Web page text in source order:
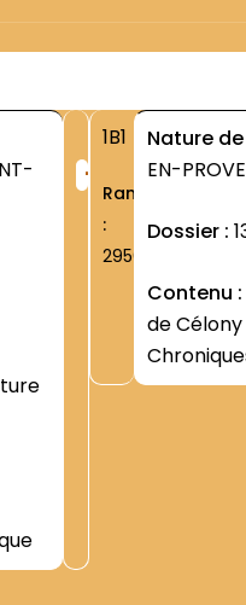
+
1B1
Rang
:
2950
Nature
EN-
Dossier :
Contenu :
de
Anges